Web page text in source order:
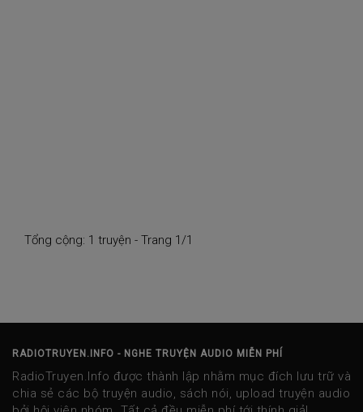
Tổng cộng: 1 truyện - Trang 1/1
RADIOTRUYEN.INFO - NGHE TRUYỆN AUDIO MIỄN PHÍ
RadioTruyen.Info được thành lập nhằm mục đích lưu trữ và
chia sẻ các bộ truyện audio, sách nói, upload truyện audio